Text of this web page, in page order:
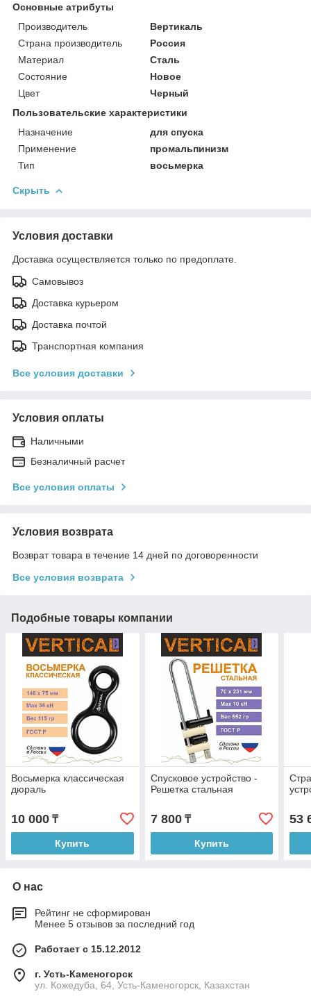
Основные атрибуты
Производитель
Вертикаль
Страна производитель
Россия
Материал
Сталь
Состояние
Новое
Цвет
Черный
Пользовательские характеристики
Назначение
для спуска
Применение
промальпинизм
Тип
восьмерка
Скрыть
Условия доставки
Доставка осуществляется только по предоплате.
Самовывоз
Доставка курьером
Доставка почтой
Транспортная компания
Все условия доставки
Условия оплаты
Наличными
Безналичный расчет
Все условия оплаты
Условия возврата
Возврат товара в течение 14 дней по договоренности
Все условия возврата
Подобные товары компании
Восьмерка классическая
дюраль
10 000 ₸
Купить
Спусковое устройство -
Решетка стальная
7 800₸
Купить
53
О нас
Рейтинг не сформирован
Менее 5 отзывов за последний год
Работает с 15.12.2012
г. Усть-Каменогорск
ул. Кожедуба, 64, Усть-Каменогорск, Казахстан